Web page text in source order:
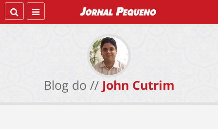
Blog do // John Cutrim